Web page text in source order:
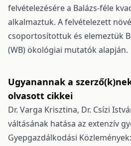
felvételezésére a Balázs-féle
alkalmaztuk. A felvételezett
csoportosítottuk és elemeztük
(WB) ökológiai mutatók alapján.
Ugyanannak a
olvasott cikkei
Dr. Varga Krisztina, Dr. Csízi
váltásának hatása az extenzív
Gyepgazdálkodási